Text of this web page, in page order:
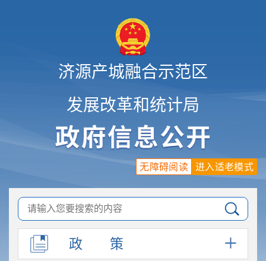
济源产城融合示范区
发展改革和统计局
进入适老模式
无障碍阅读
政 策